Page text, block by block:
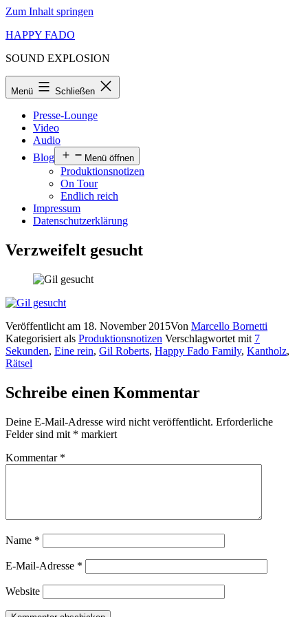
Zum Inhalt springen
HAPPY FADO
SOUND EXPLOSION
Menü Schließen
Presse-Lounge
Video
Audio
Blog
Menü öffnen
Produktionsnotizen
On Tour
Endlich reich
Impressum
Datenschutzerklärung
Verzweifelt gesucht
Veröffentlicht am 18. November 2015Von Marcello Bornetti
Kategorisiert als Produktionsnotizen Verschlagwortet mit 7
Sekunden, Eine rein, Gil Roberts, Happy Fado Family, Kantholz,
Rätsel
Schreibe einen Kommentar
Deine E-Mail-Adresse wird nicht veröffentlicht. Erforderliche
Felder sind mit * markiert
Kommentar *
Name *
E-Mail-Adresse *
Website